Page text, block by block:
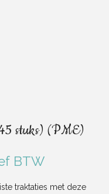
stuks) (PME)
BTW
traktaties met deze